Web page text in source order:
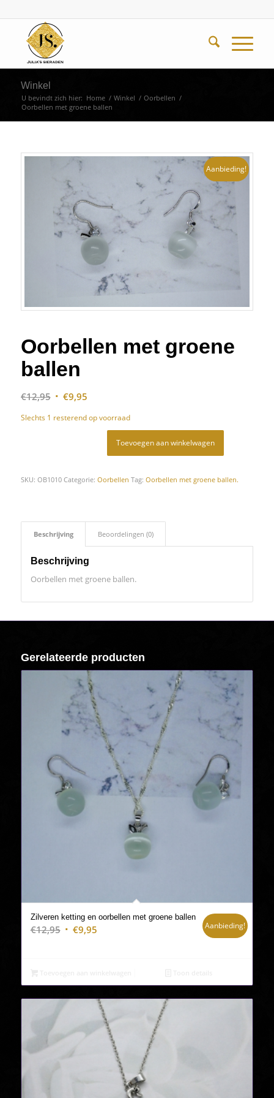
Winkel
U bevindt zich hier: Home / Winkel / Oorbellen /
Oorbellen met groene ballen
Aanbieding!
Oorbellen met groene
ballen
€12,95 Oorspronkelijke
€9,95Huidige
is:
Slechts 1 resterend op voorraad
Toevoegen aan winkelwagen
SKU: OB1010 Categorie: Oorbellen Tag: Oorbellen met groene ballen.
Beschrijving Beoordelingen (0)
Beschrijving
Oorbellen met groene ballen.
Gerelateerde producten
Zilveren ketting en oorbellen met groene ballen
€12,95 Oorspronkelijke
€9,95Huidige
Aanbieding!